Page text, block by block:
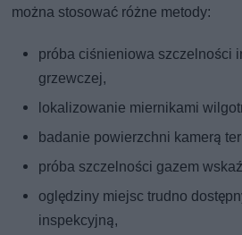
można stosować różne metody:
próba ciśnieniowa szczelności
grzewczej,
lokalizowanie miernikami
badanie powierzchni kamerą
próba szczelności gazem
oględziny miejsc trudno
inspekcyjną,